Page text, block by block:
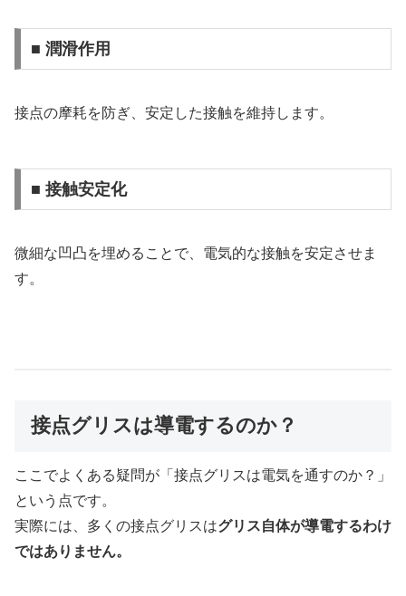
■ 潤滑作用
接点の摩耗を防ぎ、安定した接触を維持します。
■ 接触安定化
微細な凹凸を埋めることで、電気的な接触を安定させま
す。
接点グリスは導電するのか？
ここでよくある疑問が「接点グリスは電気を通すのか？」
という点です。
実際には、多くの接点グリスはグリス自体が導電するわけ
ではありません。